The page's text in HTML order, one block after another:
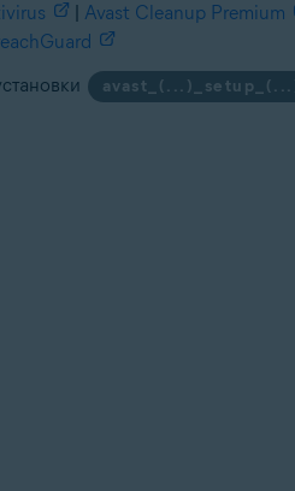
| Avast Cleanup Premium